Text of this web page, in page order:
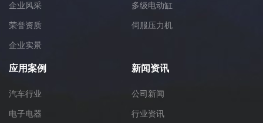
企业风采
荣誉资质
企业实景
多级电动缸
伺服压力机
应用案例
汽车行业
电子电器
新闻资讯
公司新闻
行业资讯